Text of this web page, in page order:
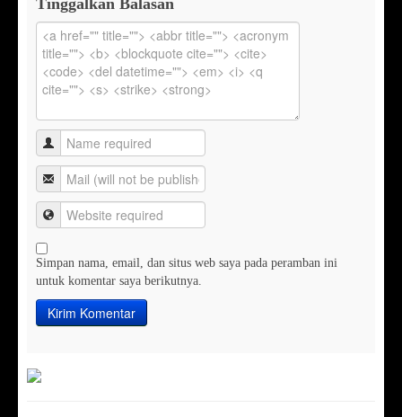
Tinggalkan Balasan
Simpan nama, email, dan situs web saya pada peramban ini
untuk komentar saya berikutnya.